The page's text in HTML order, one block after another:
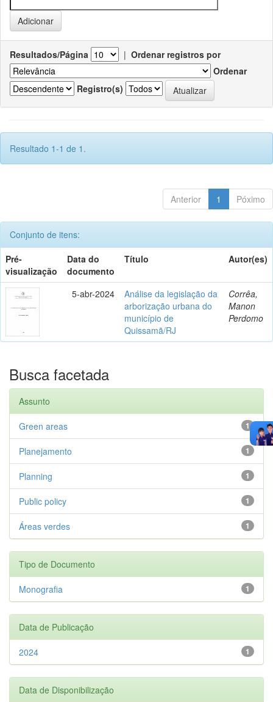
Resultados/Página | Ordenar registros por
Ordenar
Registro(s)
Resultado 1-1 de 1.
Anterior 1 Póximo
Conjunto de itens:
Pré-
visualização
Data do
documento
Título Autor(es)
5-abr-2024
Análise da legislação da
arborização urbana do
município de
Quissamã/RJ
Corrêa,
Manon
Perdomo
Busca facetada
Assunto
1
Green areas
1
Planejamento
1
Planning
1
Public policy
1
Áreas verdes
Tipo de Documento
1
Monografia
Data de Publicação
1
2024
Data de Disponibilização